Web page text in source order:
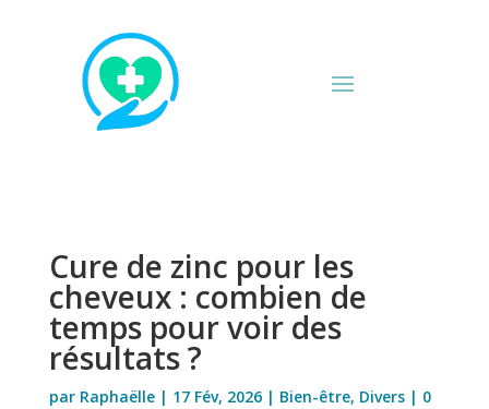
Cure de zinc pour les
cheveux : combien de
temps pour voir des
résultats ?
par Raphaëlle| 17 Fév, 2026| Bien-être, Divers| 0